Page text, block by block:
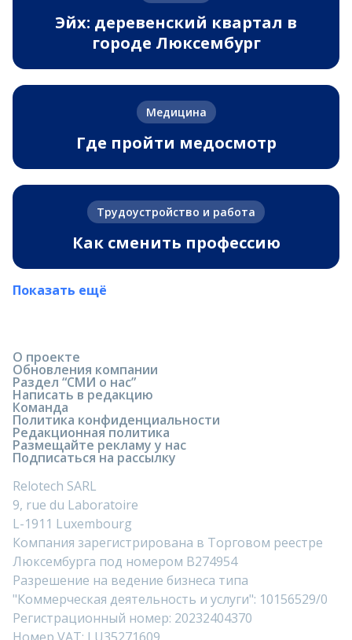
Эйх: деревенский квартал в
городе Люксембург
Медицина
Где пройти медосмотр
Трудоустройство и работа
Как сменить профессию
Показать ещё
О проекте
Обновления компании
Раздел “СМИ о нас”
Написать в редакцию
Команда
Политика конфиденциальности
Редакционная политика
Размещайте рекламу у нас
Подписаться на рассылку
Relotech SARL
9, rue du Laboratoire
L-1911 Luxembourg
Компания зарегистрирована в Торговом реестре
Люксембурга под номером B274954
Разрешение на ведение бизнеса типа
"Коммерческая деятельность и услуги": 10156529/0
Регистрационный номер: 20232404370